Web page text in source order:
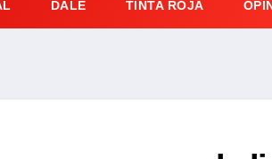
DALE TINTA ROJA